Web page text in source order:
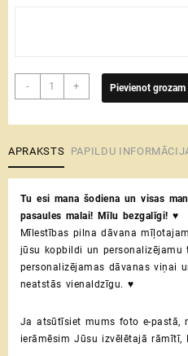
-
Ar
Tevi
malai!
♥
foto
rāmis
|
personalizēta
Valentīna
dienas
daudzums
+ Pievienot grozam
APRAKSTS PAPILDU
Tu esi mana šodiena un visas
pasaules malai! Mīlu bezgalīgi! ♥
Mīlestības pilna dāvana
jūsu kopbildi un personalizējamu
personalizējamas dāvanas viņai
neatstās vienaldzīgu. ♥
Ja atsūtīsiet mums foto e-pastā,
ierāmēsim Jūsu izvēlētajā rāmītī,